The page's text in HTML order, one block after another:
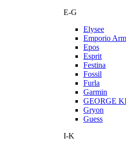
E-G
Elysee
Emporio
Epos
Esprit
Festina
Fossil
Furla
Garmin
GEORGE
Gryon
Guess
I-K